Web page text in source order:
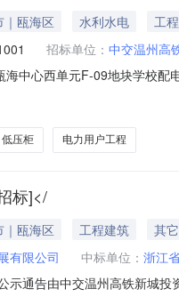
瓯海区 水利水电
工程
招标单位： 中交温州高
中心西单元F-09地块学校配
期）质量承诺项目负责人浙
低压柜 电力用户工程
标]</
瓯海区 工程建筑
其它
有限公司 中标单位： 浙江
示通告由中交温州高铁新城